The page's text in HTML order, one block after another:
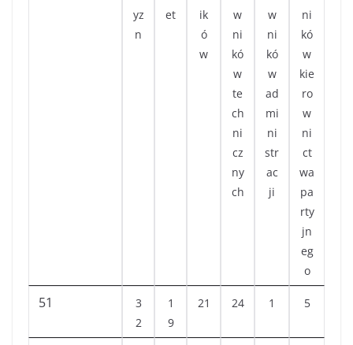
yz
n
et
ik
ó
w
w
ni
kó
w
te
ch
ni
cz
ny
ch
w
ni
kó
w
ad
mi
ni
str
ac
ji
ni
kó
w
kie
ro
w
ni
ct
wa
pa
rty
jn
eg
o
51
3
2
1
9
21 24 1 5